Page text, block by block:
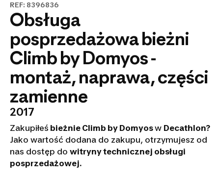
REF: 8396836
Obsługa
posprzedażowa bieżni
Climb by Domyos -
montaż, naprawa, części
zamienne
2017
Zakupiłeś bieżnie Climb by Domyosw Decathlon?
Jako wartość dodana do zakupu, otrzymujesz od
nas dostęp do witryny technicznej obsługi
posprzedażowej.